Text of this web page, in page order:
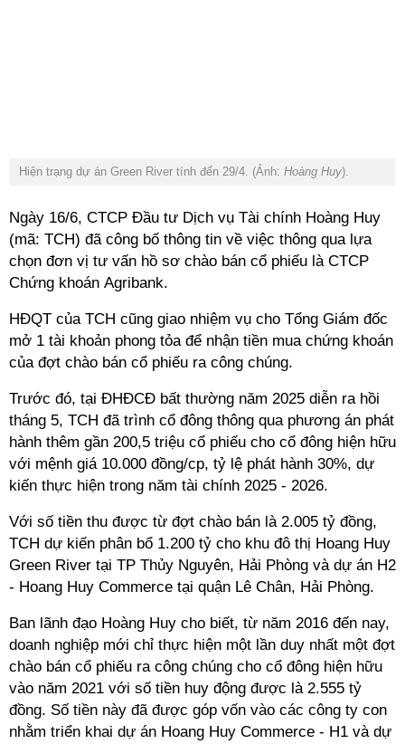
Hiện trạng dự án Green River tính đến 29/4. (Ảnh: Hoàng Huy).
Ngày 16/6, CTCP Đầu tư Dịch vụ Tài chính Hoàng Huy
(mã: TCH) đã công bố thông tin về việc thông qua lựa
chọn đơn vị tư vấn hồ sơ chào bán cổ phiếu là CTCP
Chứng khoán Agribank.
HĐQT của TCH cũng giao nhiệm vụ cho Tổng Giám đốc
mở 1 tài khoản phong tỏa để nhận tiền mua chứng khoán
của đợt chào bán cổ phiếu ra công chúng.
Trước đó, tại ĐHĐCĐ bất thường năm 2025 diễn ra hồi
tháng 5, TCH đã trình cổ đông thông qua phương án phát
hành thêm gần 200,5 triệu cổ phiếu cho cổ đông hiện hữu
với mệnh giá 10.000 đồng/cp, tỷ lệ phát hành 30%, dự
kiến thực hiện trong năm tài chính 2025 - 2026.
Với số tiền thu được từ đợt chào bán là 2.005 tỷ đồng,
TCH dự kiến phân bổ 1.200 tỷ cho khu đô thị Hoang Huy
Green River tại TP Thủy Nguyên, Hải Phòng và dự án H2
- Hoang Huy Commerce tại quận Lê Chân, Hải Phòng.
Ban lãnh đạo Hoàng Huy cho biết, từ năm 2016 đến nay,
doanh nghiệp mới chỉ thực hiện một lần duy nhất một đợt
chào bán cổ phiếu ra công chúng cho cổ đông hiện hữu
vào năm 2021 với số tiền huy động được là 2.555 tỷ
đồng. Số tiền này đã được góp vốn vào các công ty con
nhằm triển khai dự án Hoang Huy Commerce - H1 và dự